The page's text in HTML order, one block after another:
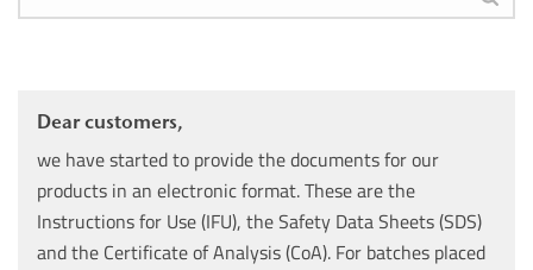
Dear customers,
we have started to provide the documents for our
products in an electronic format. These are the
Instructions for Use (IFU), the Safety Data Sheets (SDS)
and the Certificate of Analysis (CoA). For batches placed